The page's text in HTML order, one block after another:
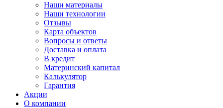
Наши материалы
Наши технологии
Отзывы
Карта объектов
Вопросы и ответы
Доставка и оплата
В кредит
Материнский капитал
Калькулятор
Гарантия
Акции
О компании